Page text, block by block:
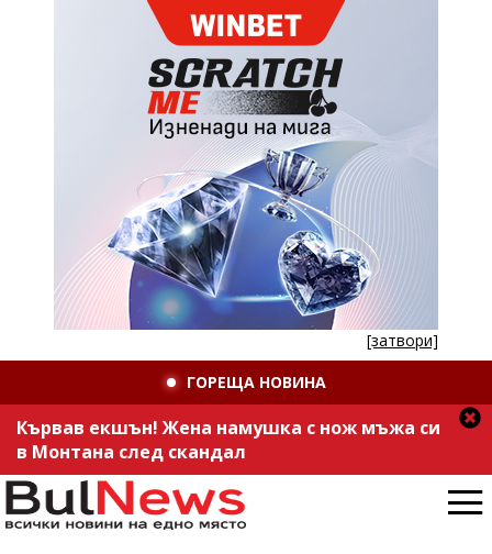
[затвори]
ГОРЕЩА НОВИНА
Кървав екшън! Жена намушка с нож мъжа си
в Монтана след скандал